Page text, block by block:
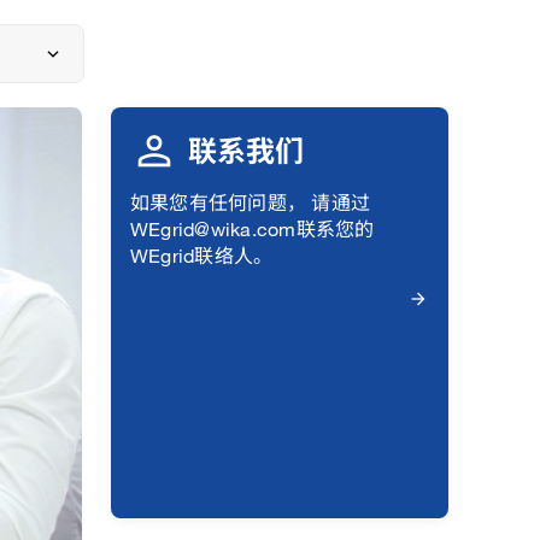
联系我们
如果您有任何问题， 请通过
WEgrid@wika.com联系您的
WEgrid联络人。